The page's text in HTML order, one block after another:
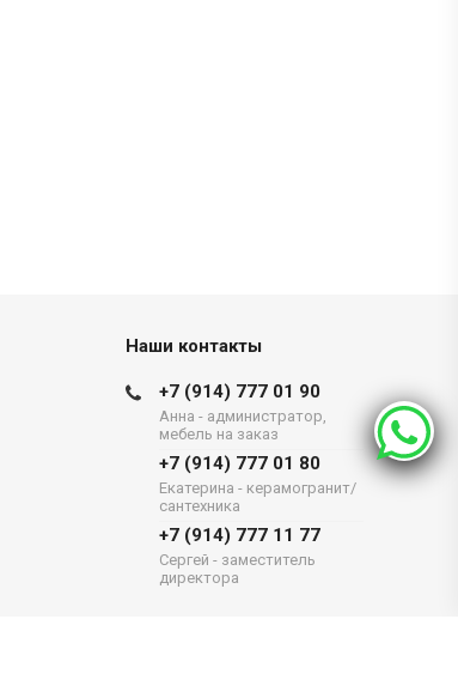
Наши контакты
+7 (914) 777 01 90
Анна - администратор,
мебель на заказ
+7 (914) 777 01 80
Екатерина - керамогранит/
сантехника
+7 (914) 777 11 77
Сергей - заместитель
директора